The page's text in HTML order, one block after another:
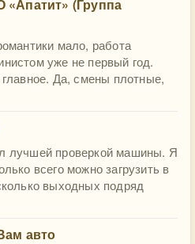
(Группа
мало, работа
уже не первый год.
Да, смены плотные,
лучшей проверкой машины. Я
всего можно загрузить в
выходных подряд
авто